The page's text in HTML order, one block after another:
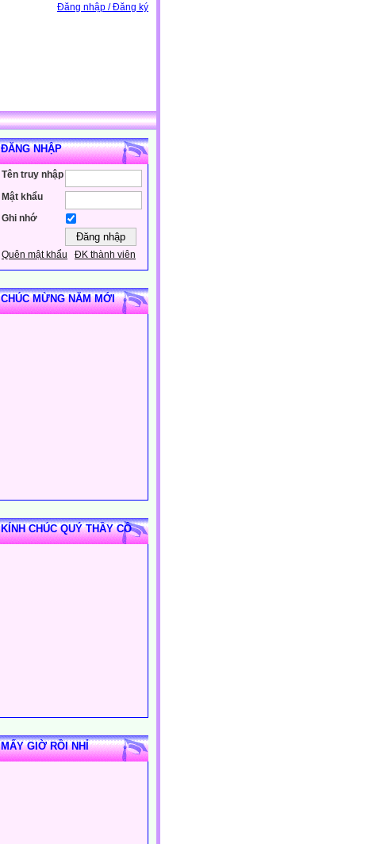
Đăng nhập / Đăng ký
ĐĂNG NHẬP
Tên truy nhập
Mật khẩu
Ghi nhớ
Quên mật khẩu ĐK thành viên
CHÚC MỪNG NĂM MỚI
KÍNH CHÚC QUÝ THẦY CÔ
MẤY GIỜ RỒI NHỈ